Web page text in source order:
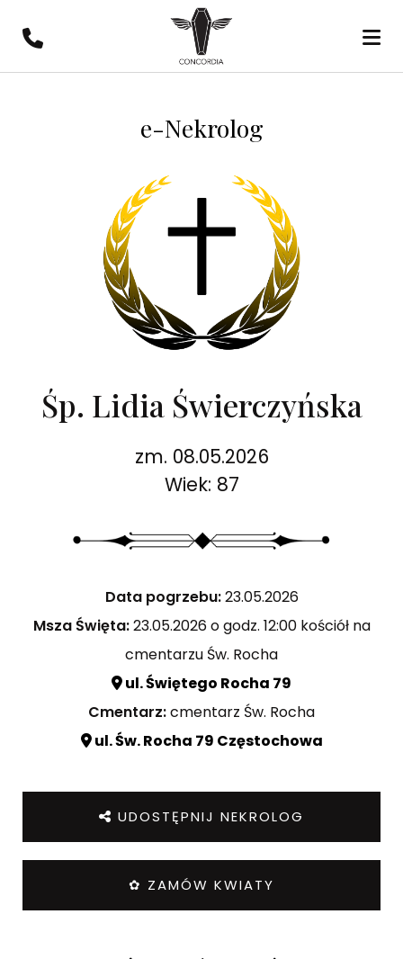
e-Nekrolog
Śp. Lidia Świerczyńska
zm. 08.05.2026
Wiek: 87
Data pogrzebu:23.05.2026
Msza Święta:23.05.2026 o godz. 12:00 kościół na
cmentarzu Św. Rocha
ul. Świętego Rocha 79
Cmentarz:cmentarz Św. Rocha
ul. Św. Rocha 79 Częstochowa
UDOSTĘPNIJ NEKROLOG
✿ ZAMÓW KWIATY